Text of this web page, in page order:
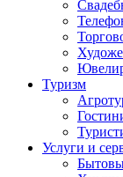
Туризм
Услуги и